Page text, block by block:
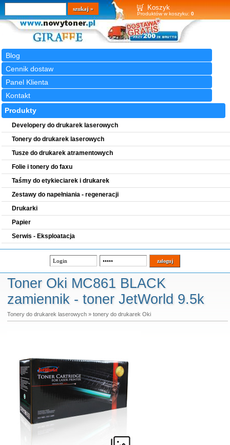
Koszyk
Produktów w koszyku: 0
Blog
Cennik dostaw
Panel Klienta
Kontakt
Wyszukiwarka
szukaj
Produkty
Developery do drukarek laserowych
Tonery do drukarek laserowych
Tusze do drukarek atramentowych
Folie i tonery do faxu
Taśmy do etykieciarek i drukarek
Zestawy do napełniania - regeneracji
Drukarki
Papier
Serwis - Eksploatacja
Toner Oki MC861 BLACK
zamiennik - toner JetWorld 9.5k
Tonery do drukarek laserowych» tonery do drukarek Oki